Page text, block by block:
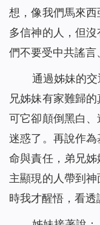
想，像我們馬來
多信神的人，但
們不要受中共謠言
通過姊妹的
兄姊妹有家難歸
可它卻顛倒黑白
迷惑了。再說作
命與責任，弟兄
主顯現的人帶到
時我才醒悟，看透